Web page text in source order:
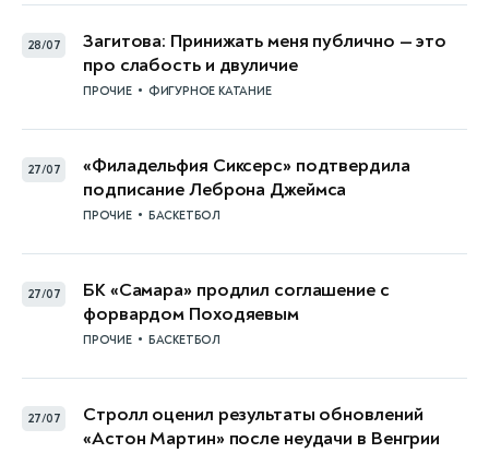
28/07
Загитова: Принижать меня публично — это
про слабость и двуличие
ПРОЧИЕ • ФИГУРНОЕ КАТАНИЕ
27/07
«Филадельфия Сиксерс» подтвердила
подписание Леброна Джеймса
ПРОЧИЕ • БАСКЕТБОЛ
27/07
БК «Самара» продлил соглашение с
форвардом Походяевым
ПРОЧИЕ • БАСКЕТБОЛ
27/07
Стролл оценил результаты обновлений
«Астон Мартин» после неудачи в Венгрии